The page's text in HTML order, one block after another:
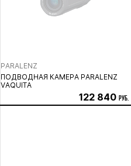
PARALENZ
ПОДВОДНАЯ КАМЕРА PARALENZ
VAQUITA
122 840 руб.